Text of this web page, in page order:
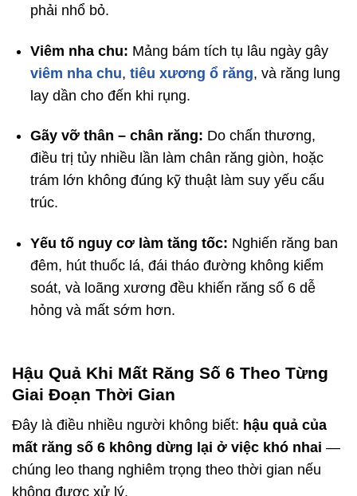
phải nhổ bỏ.
Viêm nha chu: Mảng bám tích tụ lâu ngày gây
viêm nha chu, tiêu xương ổ răng, và răng lung
lay dần cho đến khi rụng.
Gãy vỡ thân – chân răng: Do chấn thương,
điều trị tủy nhiều lần làm chân răng giòn, hoặc
trám lớn không đúng kỹ thuật làm suy yếu cấu
trúc.
Yếu tố nguy cơ làm tăng tốc: Nghiến răng ban
đêm, hút thuốc lá, đái tháo đường không kiểm
soát, và loãng xương đều khiến răng số 6 dễ
hỏng và mất sớm hơn.
Hậu Quả Khi Mất Răng Số 6 Theo Từng
Giai Đoạn Thời Gian
Đây là điều nhiều người không biết: hậu quả của
mất răng số 6 không dừng lại ở việc khó nhai —
chúng leo thang nghiêm trọng theo thời gian nếu
không được xử lý.